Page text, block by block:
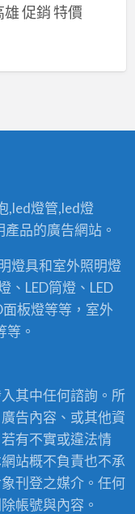
雄 促銷 特價
,led燈管,led燈
品的廣告網站。
燈具和室外照明燈
、LED筒燈、LED
面板燈等等，室外
等。
其中任何諮詢。所
告內容、或其他資
有不實或違法情
站概不負責也不承
刊登之媒介。任何
帳號與內容。